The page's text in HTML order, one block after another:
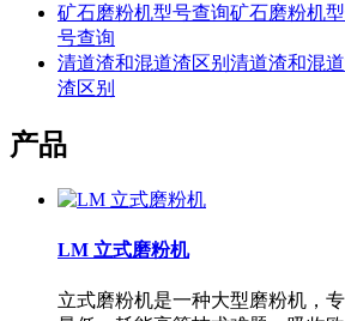
矿石磨粉机型号查询矿石磨粉机
号查询
清道渣和混道渣区别清道渣和混
渣区别
产品
LM 立式磨粉机
立式磨粉机是一种大型磨粉机，